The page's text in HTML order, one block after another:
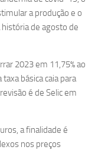
a produção e o
de agosto de
2023 em 11,75% ao
básica caia para
é de Selic em
a finalidade é
nos preços